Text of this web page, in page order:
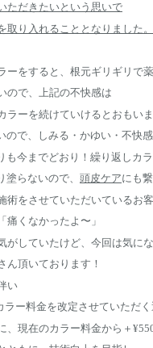
ただきたいという思いで
り入れることとなりました。
ーをすると、根元ギリギリで薬
ので、上記の不快感は
ーを続けていけるとおもいま
で、しみる・かゆい・不快
今までどおり！繰り返しカラ
らないので、 頭皮ケアにも
をさせていただいているお客
痛くなかったよ〜」
がしていたけど、今回は気に
ん頂いております！
い
ー料金を改定させていただく
、現在のカラー料金から＋